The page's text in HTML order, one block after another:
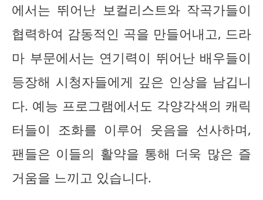
에서는 뛰어난 보컬리스트와 작곡가들이
협력하여 감동적인 곡을 만들어내고, 드라
마 부문에서는 연기력이 뛰어난 배우들이
등장해 시청자들에게 깊은 인상을 남깁니
다. 예능 프로그램에서도 각양각색의 캐릭
터들이 조화를 이루어 웃음을 선사하며,
팬들은 이들의 활약을 통해 더욱 많은 즐
거움을 느끼고 있습니다.